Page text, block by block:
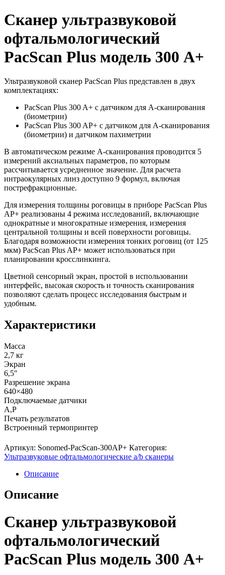
Сканер ультразвуковой
офтальмологический
PacScan Plus модель 300 А+
Ультразвуковой сканер PacScan Plus представлен в двух
комплектациях:
PacScan Plus 300 A+ с датчиком для A-сканирования
(биометрии)
PacScan Plus 300 AP+ с датчиком для A-сканирования
(биометрии) и датчиком пахиметрии
В автоматическом режиме A-сканирования проводится 5
измерений аксиальных параметров, по которым
рассчитывается усредненное значение. Для расчета
интраокулярных линз доступно 9 формул, включая
пострефракционные.
Для измерения толщины роговицы в приборе PacScan Plus
AP+ реализованы 4 режима исследований, включающие
однократные и многократные измерения, измерения
центральной толщины и всей поверхности роговицы.
Благодаря возможности измерения тонких роговиц (от 125
мкм) PacScan Plus AP+ может использоваться при
планировании кросслинкинга.
Цветной сенсорный экран, простой в использовании
интерфейс, высокая скорость и точность сканирования
позволяют сделать процесс исследования быстрым и
удобным.
Характеристики
Масса
2,7 кг
Экран
6,5″
Разрешение экрана
640×480
Подключаемые датчики
A,P
Печать результатов
Встроенный термопринтер
Артикул: Sonomed-PacScan-300AP+ Категория:
Ультразвуковые офтальмологические a/b сканеры
Описание
Описание
Сканер ультразвуковой
офтальмологический
PacScan Plus модель 300 А+